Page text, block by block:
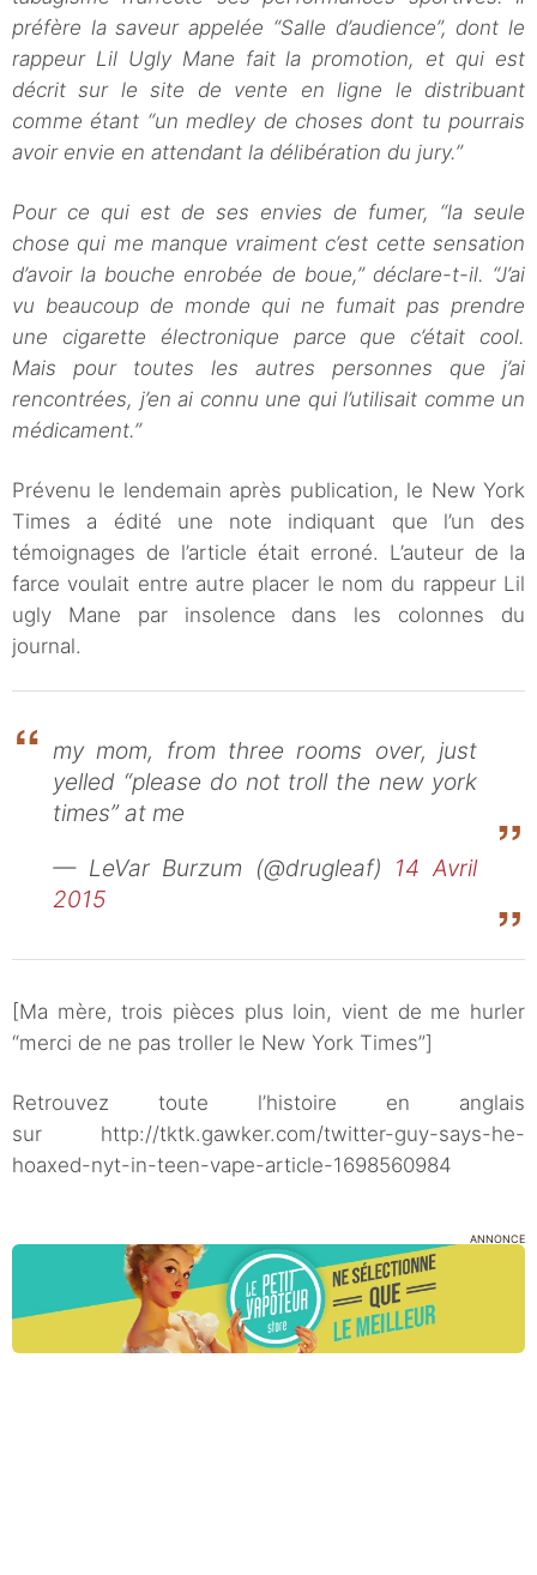
préfère la saveur appelée “Salle d’audience”, dont le
rappeur Lil Ugly Mane fait la promotion, et qui est
décrit sur le site de vente en ligne le distribuant
comme étant “un medley de choses dont tu pourrais
avoir envie en attendant la délibération du jury.”
Pour ce qui est de ses envies de fumer, “la seule
chose qui me manque vraiment c’est cette sensation
d’avoir la bouche enrobée de boue,” déclare-t-il. “J’ai
vu beaucoup de monde qui ne fumait pas prendre
une cigarette électronique parce que c’était cool.
Mais pour toutes les autres personnes que j’ai
rencontrées, j’en ai connu une qui l’utilisait comme un
médicament.”
Prévenu le lendemain après publication, le New York
Times a édité une note indiquant que l’un des
témoignages de l’article était erroné. L’auteur de la
farce voulait entre autre placer le nom du rappeur Lil
ugly Mane par insolence dans les colonnes du
journal.
my mom, from three rooms over, just
yelled “please do not troll the new york
times” at me
— LeVar Burzum (@drugleaf) 14 Avril
2015
[Ma mère, trois pièces plus loin, vient de me hurler
“merci de ne pas troller le New York Times”]
Retrouvez toute l’histoire en anglais
sur http://tktk.gawker.com/twitter-guy-says-he-
hoaxed-nyt-in-teen-vape-article-1698560984
ANNONCE